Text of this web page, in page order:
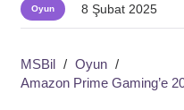
Oyun 8 Şubat 2025
MSBil / Oyun /
Amazon Prime Gaming’e